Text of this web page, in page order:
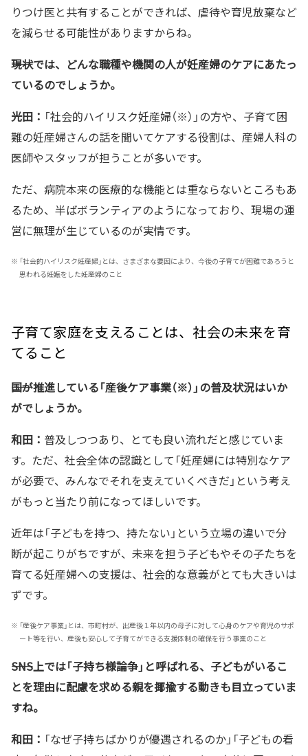
りつけ医と共有することができれば、虐待や育児放棄など
を減らせる可能性がありますからね。
――現状では、どんな職種や機関の人が妊産婦のケアにあたっ
ているのでしょうか。
光田： 「社会的ハイリスク妊産婦（※）」の方や、子育て困
難の妊産婦さんの話を聞いてケアする役割は、産婦人科の
医師やスタッフが担うことが多いです。
ただ、病院本来の医療的な機能とは重ならないところもあ
るため、半ばボランティアのようになっており、現場の運
営に無理が生じているのが実情です。
※ 「社会的ハイリスク妊産婦」とは、さまざまな要因により、今後の子育てが困難であろうと
思われる妊娠をした妊産婦のこと
子育て家庭を支えることは、社会の未来を育
てること
――国が推進している「産後ケア事業（※）」の普及状況はいか
がでしょうか。
和田： 普及しつつあり、とても良い流れだと感じていま
す。ただ、社会全体の認識として「妊産婦には特別なケア
が必要で、みんなでそれを支えていくべきだ」という考え
がもっと当たり前になってほしいです。
近年は「子どもを持つ、持たない」という立場の違いで分
断が起こりがちですが、未来を担う子どもやその子たちを
育てる妊産婦への支援は、社会的な意義がとても大きいは
ずです。
※ 「産後ケア事業」とは、市町村が、出産後１年以内の母子に対して心身のケアや育児のサポ
ート等を行い、産後も安心して子育てができる支援体制の確保を行う事業のこと
――SNS上では「子持ち様論争」と呼ばれる、子どもがいるこ
とを理由に配慮を求める親を揶揄する動きも目立っていま
すね。
和田： 「なぜ子持ちばかりが優遇されるのか」「子どもの看